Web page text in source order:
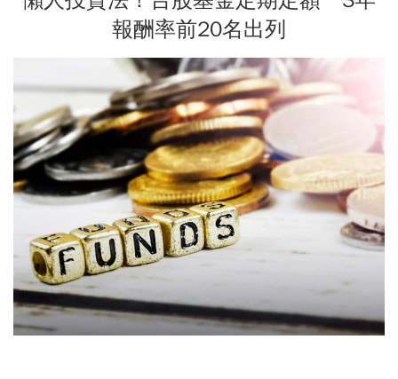
報酬率前20名出列